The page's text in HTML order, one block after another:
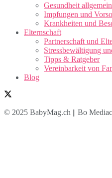
Gesundheit allgemein
Impfungen und
Krankheiten und
Elternschaft
Partnerschaft und
Stressbewältigung
Tipps & Ratgeber
Vereinbarkeit von
Blog
© 2025 BabyMag.ch || Bo